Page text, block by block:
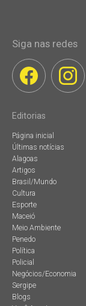
Siga nas redes
Editorias
Página inicial
Últimas notícias
Alagoas
Artigos
Brasil/Mundo
Cultura
Esporte
Maceió
Meio Ambiente
Penedo
Política
Policial
Negócios/Economia
Sergipe
Blogs